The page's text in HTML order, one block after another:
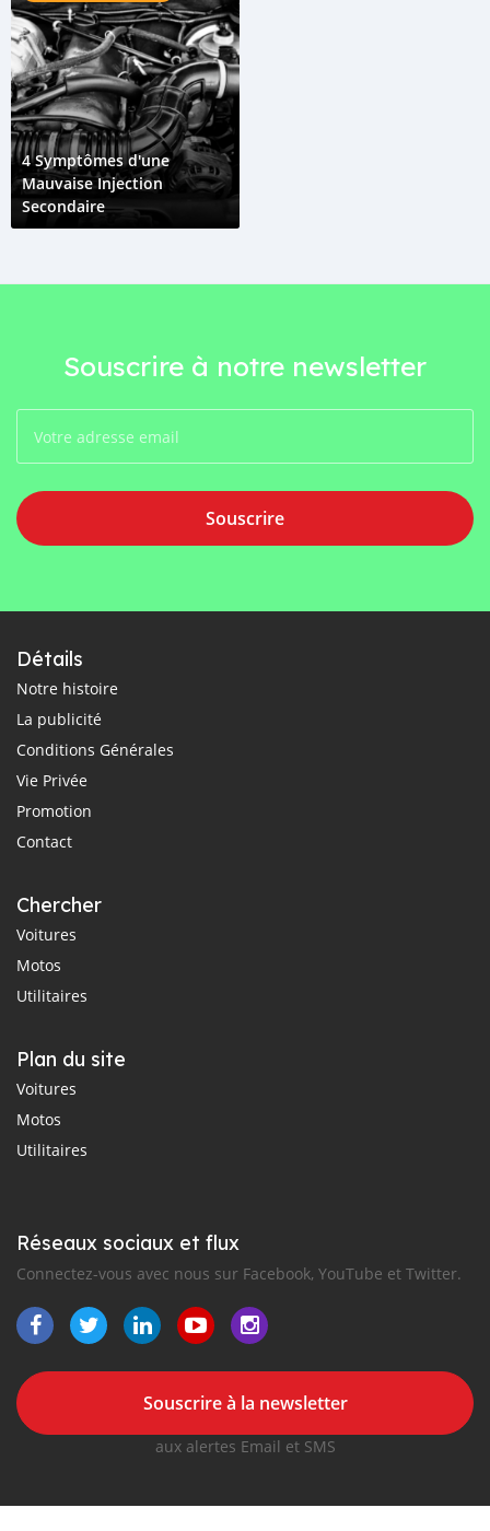
4 Symptômes d'une
Mauvaise Injection
Secondaire
Souscrire à notre newsletter
Souscrire
Détails
Notre histoire
La publicité
Conditions Générales
Vie Privée
Promotion
Contact
Chercher
Voitures
Motos
Utilitaires
Plan du site
Voitures
Motos
Utilitaires
Réseaux sociaux et flux
Connectez-vous avec nous sur Facebook, YouTube et Twitter.
Souscrire à la newsletter
aux alertes Email et SMS